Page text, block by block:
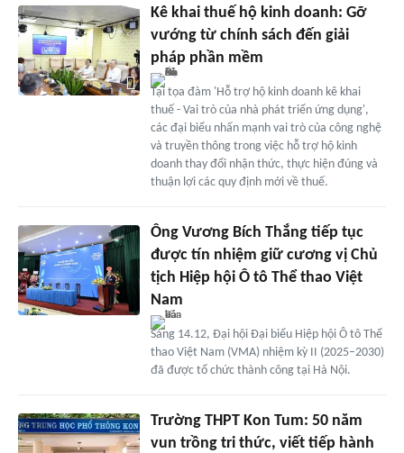
Kê khai thuế hộ kinh doanh: Gỡ
vướng từ chính sách đến giải
pháp phần mềm
Tại tọa đàm 'Hỗ trợ hộ kinh doanh kê khai
thuế - Vai trò của nhà phát triển ứng dụng',
các đại biểu nhấn mạnh vai trò của công nghệ
và truyền thông trong việc hỗ trợ hộ kinh
doanh thay đổi nhận thức, thực hiện đúng và
thuận lợi các quy định mới về thuế.
Ông Vương Bích Thắng tiếp tục
được tín nhiệm giữ cương vị Chủ
tịch Hiệp hội Ô tô Thể thao Việt
Nam
Sáng 14.12, Đại hội Đại biểu Hiệp hội Ô tô Thể
thao Việt Nam (VMA) nhiệm kỳ II (2025–2030)
đã được tổ chức thành công tại Hà Nội.
Trường THPT Kon Tum: 50 năm
vun trồng tri thức, viết tiếp hành